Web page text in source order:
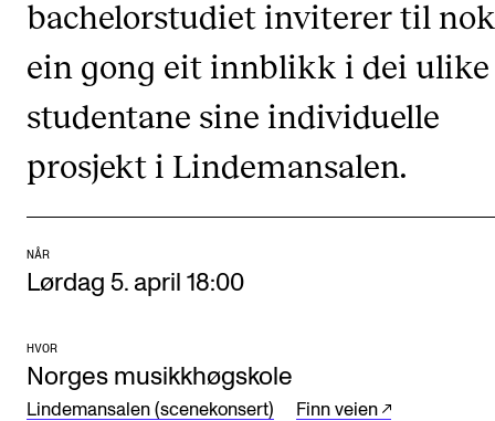
Internasjonal strategi
Samarbeidsprosjekter
Nettverk
AKTUELT
Nyheter og historier
Ledige stillinger
bachelorstudiet inviterer til nok
ein gong eit innblikk i dei ulike
studentane sine individuelle
prosjekt i Lindemansalen.
NÅR
Lørdag 5. april 18:00
HVOR
Norges musikkhøgskole
Lindemansalen (scenekonsert) Finn veien